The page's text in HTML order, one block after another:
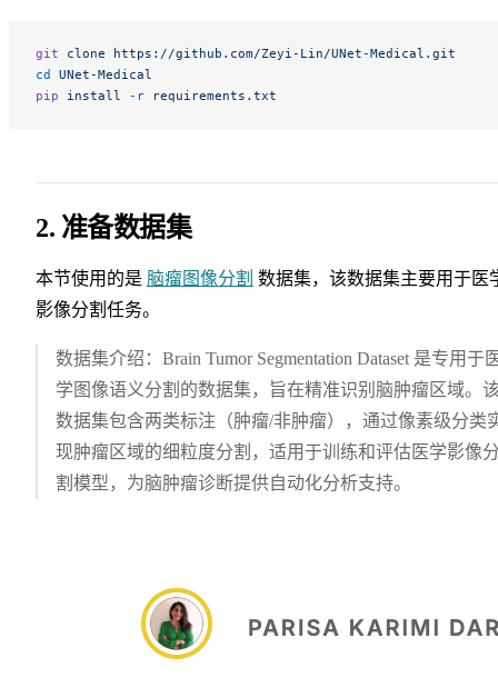
git clone https://github.com/Zeyi-Lin/UNet-Medical.git
cd UNet-Medical
pip install -r requirements.txt
2. 准备数据集
本节使用的是 脑瘤图像分割 数据集，该数据集主要用于医
影像分割任务。
数据集介绍​​：Brain Tumor Segmentation Dataset 是专用于
学图像语义分割的数据集，旨在精准识别脑肿瘤区域。
数据集包含两类标注（肿瘤/非肿瘤），通过像素级分类
现肿瘤区域的细粒度分割，适用于训练和评估医学影像
割模型，为脑肿瘤诊断提供自动化分析支持。